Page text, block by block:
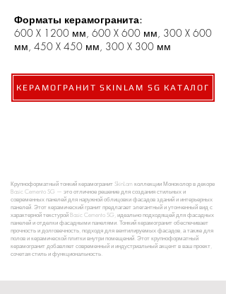
​Форматы керамогранита:​
600 X 1200 мм, 600 X 600 мм, 300 X 600
мм, 450 X 450 мм, 300 X 300 мм
КЕРАМОГРАНИТ SKINLAM SG КАТАЛОГ
Крупноформатный тонкий керамогранит SkinLam коллекции Моноколор в декоре
Basic Cemento SG — это отличное решение для создания стильных и
современных панелей для наружной облицовки фасадов зданий и интерьерных
панелей. Этот керамический гранит предлагает элегантный и утонченный вид с
характерной текстурой Basic Cemento SG, идеально подходящей для фасадных
панелей и отделки фасадными панелями. Тонкий керамогранит обеспечивает
прочность и долговечность, подходя для вентилируемых фасадов, а также для
полов и керамической плитки внутри помещений. Этот крупноформатный
керамогранит добавляет современный и индустриальный акцент в ваш проект,
сочетая стиль и функциональность.